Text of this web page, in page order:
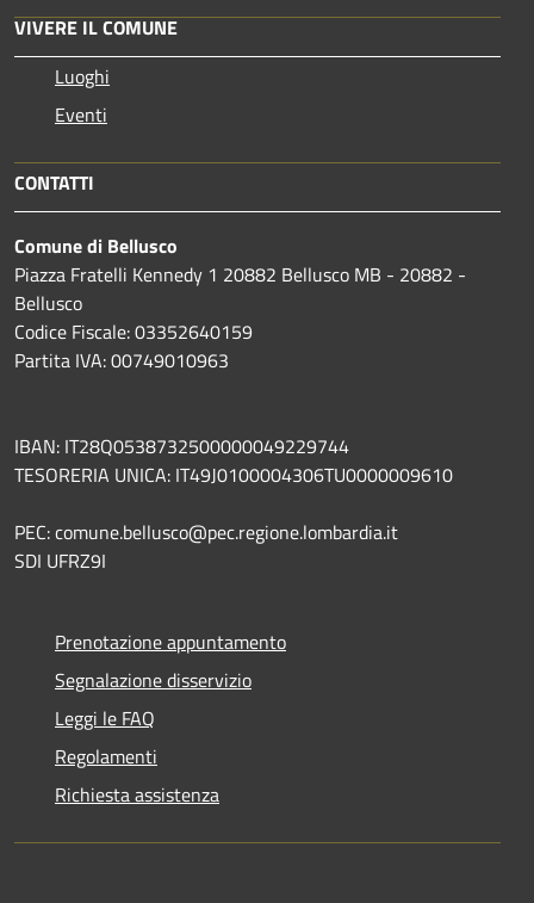
VIVERE IL COMUNE
Luoghi
Eventi
CONTATTI
Comune di Bellusco
Piazza Fratelli Kennedy 1 20882 Bellusco MB - 20882 -
Bellusco
Codice Fiscale: 03352640159
Partita IVA: 00749010963
IBAN: IT28Q0538732500000049229744
TESORERIA UNICA: IT49J0100004306TU0000009610
PEC: comune.bellusco@pec.regione.lombardia.it
SDI UFRZ9I
Prenotazione appuntamento
Segnalazione disservizio
Leggi le FAQ
Regolamenti
Richiesta assistenza